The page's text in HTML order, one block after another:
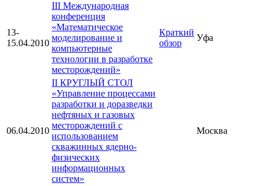
13-
15.04.2010
III Международная
конференция
«Математическое
моделирование и
компьютерные
технологии в разработке
месторождений»
Краткий
обзор
Уфа
06.04.2010
II КРУГЛЫЙ СТОЛ
«Управление процессами
разработки и доразведки
нефтяных и газовых
месторождений с
использованием
скважинных ядерно-
физических
информационных
систем»
Москва